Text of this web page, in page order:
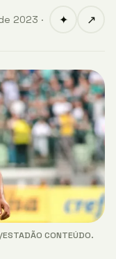
2023 ·
✦ ↗
CONTEÚDO.